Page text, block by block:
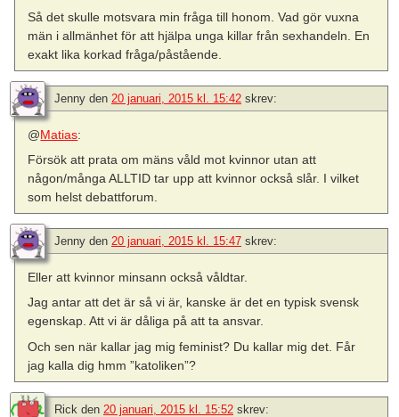
Så det skulle motsvara min fråga till honom. Vad gör vuxna
män i allmänhet för att hjälpa unga killar från sexhandeln. En
exakt lika korkad fråga/påstående.
Jenny den 20 januari, 2015 kl. 15:42 skrev:
@Matias:
Försök att prata om mäns våld mot kvinnor utan att
någon/många ALLTID tar upp att kvinnor också slår. I vilket
som helst debattforum.
Jenny den 20 januari, 2015 kl. 15:47 skrev:
Eller att kvinnor minsann också våldtar.
Jag antar att det är så vi är, kanske är det en typisk svensk
egenskap. Att vi är dåliga på att ta ansvar.
Och sen när kallar jag mig feminist? Du kallar mig det. Får
jag kalla dig hmm ”katoliken”?
Rick den 20 januari, 2015 kl. 15:52 skrev: